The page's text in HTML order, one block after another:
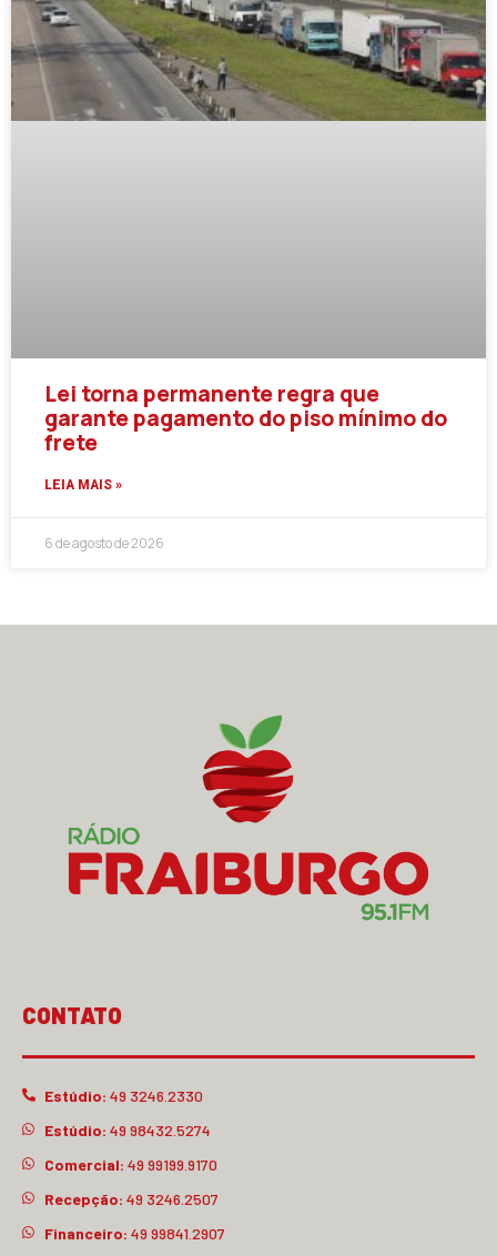
Lei torna permanente regra que
garante pagamento do piso mínimo do
frete
LEIA MAIS »
6 de agosto de 2026
CONTATO
Estúdio: 49 3246.2330
Estúdio: 49 98432.5274
Comercial: 49 99199.9170
Recepção: 49 3246.2507
Financeiro: 49 99841.2907